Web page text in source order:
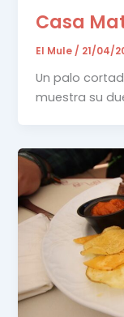
Casa
El Mule / 21/04/
Un palo
muestra su